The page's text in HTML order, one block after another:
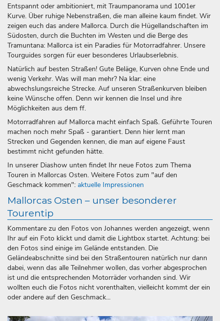
Entspannt oder ambitioniert, mit Traumpanorama und 1001er
Kurve. Über ruhige Nebenstraßen, die man alleine kaum findet. Wir
zeigen euch das andere Mallorca. Durch die Hügellandschaften im
Südosten, durch die Buchten im Westen und die Berge des
Tramuntana: Mallorca ist ein Paradies für Motorradfahrer. Unsere
Tourguides sorgen für euer besonderes Urlaubserlebnis.
Natürlich auf besten Straßen! Gute Beläge, Kurven ohne Ende und
wenig Verkehr. Was will man mehr? Na klar: eine
abwechslungsreiche Strecke. Auf unseren Straßenkurven bleiben
keine Wünsche offen. Denn wir kennen die Insel und ihre
Möglichkeiten aus dem ff.
Motorradfahren auf Mallorca macht einfach Spaß. Geführte Touren
machen noch mehr Spaß - garantiert. Denn hier lernt man
Strecken und Gegenden kennen, die man auf eigene Faust
bestimmt nicht gefunden hätte.
In unserer Diashow unten findet Ihr neue Fotos zum Thema
Touren in Mallorcas Osten. Weitere Fotos zum "auf den
Geschmack kommen": aktuelle Impressionen
Mallorcas Osten – unser besonderer
Tourentip
Kommentare zu den Fotos von Johannes werden angezeigt, wenn
Ihr auf ein Foto klickt und damit die Lightbox startet. Achtung: bei
den Fotos sind einige im Gelände entstanden. Die
Geländeabschnitte sind bei den Straßentouren natürlich nur dann
dabei, wenn das alle Teilnehmer wollen, das vorher abgesprochen
ist und die entsprechenden Motorräder vorhanden sind. Wir
wollten euch die Fotos nicht vorenthalten, vielleicht kommt der ein
oder andere auf den Geschmack...